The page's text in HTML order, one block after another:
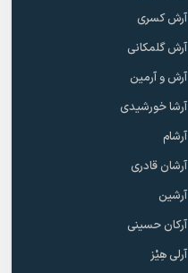
آرش کسری
آرش گلمکانی
آرش و آرمین
آرشا خورشیدی
آرشام
آرشان قادری
آرشین
آرکان حسینی
آرلی هِیْز